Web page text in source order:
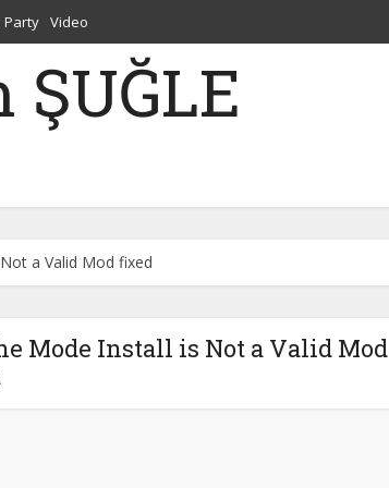
Party Video
a Valid Mod fixed
Mode Install is Not a Valid Mod